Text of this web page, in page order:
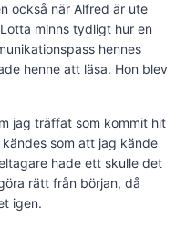
också när Alfred är ute
minns tydligt hur en
hennes
henne att läsa. Hon blev
jag träffat som kommit hit
som att jag kände
hade ett skulle det
rätt från början, då
igen.